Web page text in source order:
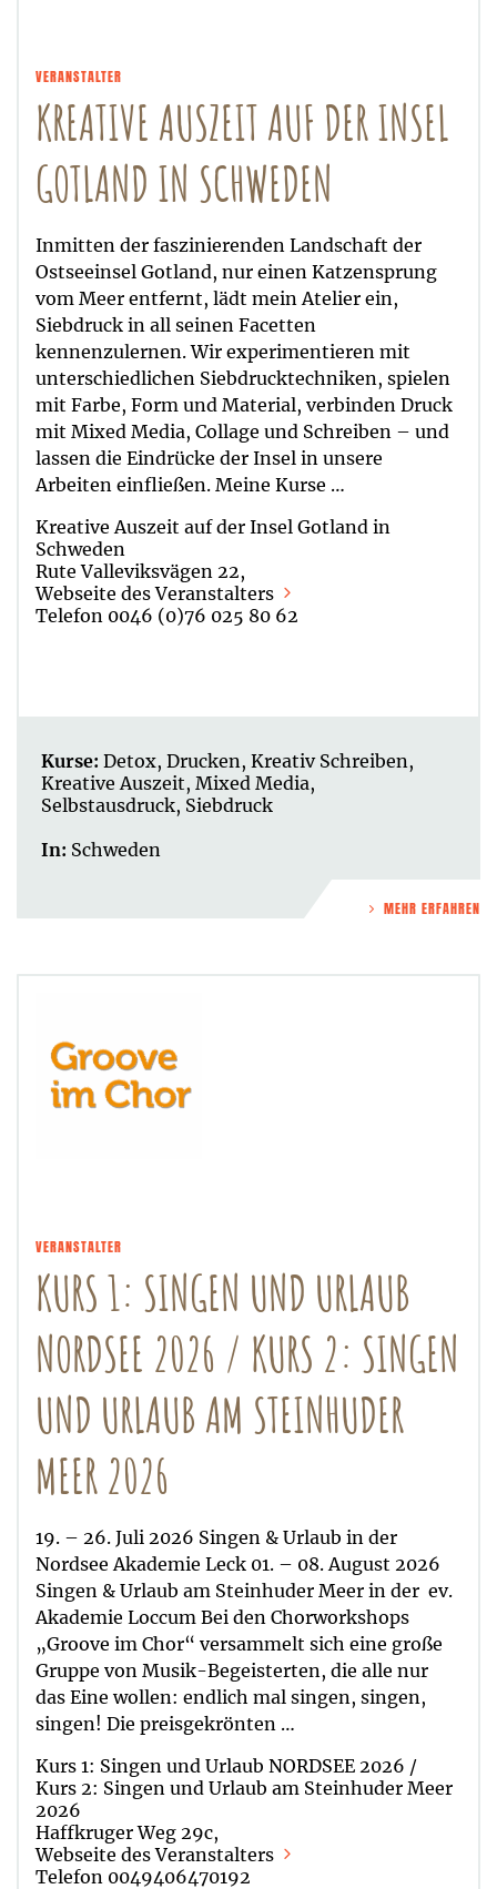
VERANSTALTER
KREATIVE AUSZEIT AUF DER INSEL
GOTLAND IN SCHWEDEN
Inmitten der faszinierenden Landschaft der
Ostseeinsel Gotland, nur einen Katzensprung
vom Meer entfernt, lädt mein Atelier ein,
Siebdruck in all seinen Facetten
kennenzulernen. Wir experimentieren mit
unterschiedlichen Siebdrucktechniken, spielen
mit Farbe, Form und Material, verbinden Druck
mit Mixed Media, Collage und Schreiben – und
lassen die Eindrücke der Insel in unsere
Arbeiten einfließen. Meine Kurse …
Kreative Auszeit auf der Insel Gotland in
Schweden
Rute Valleviksvägen 22,
Webseite des Veranstalters
Telefon 0046 (0)76 025 80 62
Kurse: Detox, Drucken, Kreativ Schreiben,
Kreative Auszeit, Mixed Media,
Selbstausdruck, Siebdruck
In: Schweden
MEHR ERFAHREN
VERANSTALTER
KURS 1: SINGEN UND URLAUB
NORDSEE 2026 / KURS 2: SINGEN
UND URLAUB AM STEINHUDER
MEER 2026
19. – 26. Juli 2026 Singen & Urlaub in der
Nordsee Akademie Leck 01. – 08. August 2026
Singen & Urlaub am Steinhuder Meer in der ev.
Akademie Loccum Bei den Chorworkshops
„Groove im Chor“ versammelt sich eine große
Gruppe von Musik-Begeisterten, die alle nur
das Eine wollen: endlich mal singen, singen,
singen! Die preisgekrönten …
Kurs 1: Singen und Urlaub NORDSEE 2026 /
Kurs 2: Singen und Urlaub am Steinhuder Meer
2026
Haffkruger Weg 29c,
Webseite des Veranstalters
Telefon 0049406470192